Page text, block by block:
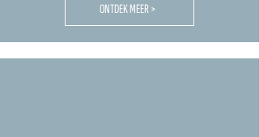
ONTDEK MEER >